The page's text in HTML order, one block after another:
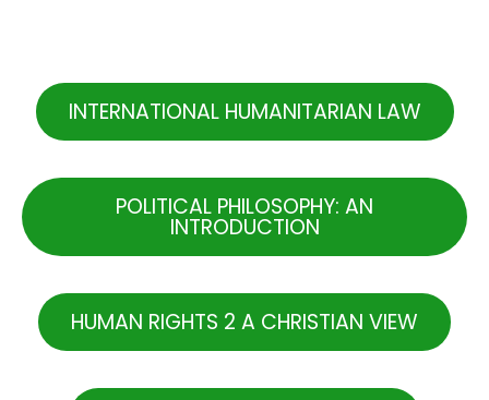
INTERNATIONAL HUMANITARIAN LAW
POLITICAL PHILOSOPHY: AN
INTRODUCTION
HUMAN RIGHTS 2 A CHRISTIAN VIEW